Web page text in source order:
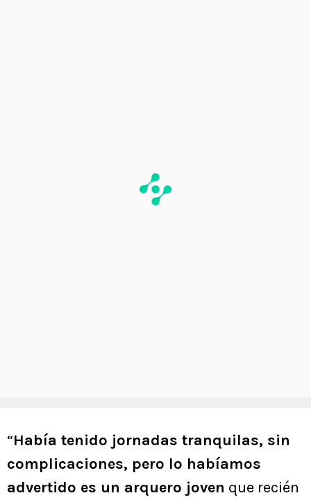
“Había tenido jornadas tranquilas, sin
complicaciones, pero lo habíamos
advertido es un arquero joven que recién